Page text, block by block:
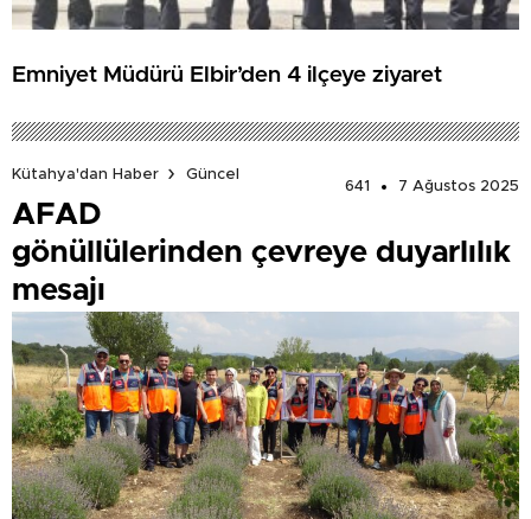
Emniyet Müdürü Elbir’den 4 ilçeye ziyaret
Kütahya'dan Haber
Güncel
641
7 Ağustos 2025
AFAD
gönüllülerinden çevreye duyarlılık
mesajı